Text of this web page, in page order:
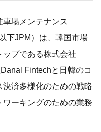
場メンテナンス
下JPM）は、韓国市場
プである株式会社
Fintechと日韓のコ
済多様化のための戦略
ーキングのための業務